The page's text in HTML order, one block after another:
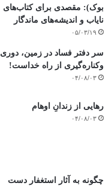
بوک): مقصدی برای کتاب‌های
نایاب و اندیشه‌های ماندگار
۰۵/۰۳/۱۹
سر دفتر فساد در زمین‌، دوری
وکناره‌گیری از راه خداست‌!
۰۴/۰۸/۰۳
رهایی از زندانِ اوهام
۰۴/۰۸/۰۳
چگونه به آثار استغفار دست